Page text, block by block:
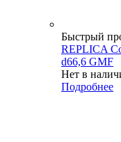
Быстрый
REPLICA
d66,6 GMF
Нет в
Подробнее